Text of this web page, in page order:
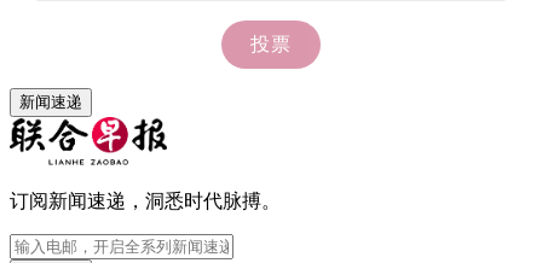
新闻速递
订阅新闻速递，洞悉时代脉搏。